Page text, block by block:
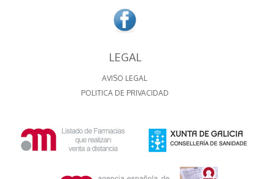
LEGAL
AVISO LEGAL
POLITICA DE PRIVACIDAD